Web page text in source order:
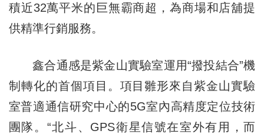
積近32萬平米的巨無霸商超，為商場和店舖提
供精準行銷服務。
鑫合通感是紫金山實驗室運用“撥投結合”機
制轉化的首個項目。項目雛形來自紫金山實驗
室普適通信研究中心的5G室內高精度定位技術
團隊。“北斗、GPS衛星信號在室外有用，而